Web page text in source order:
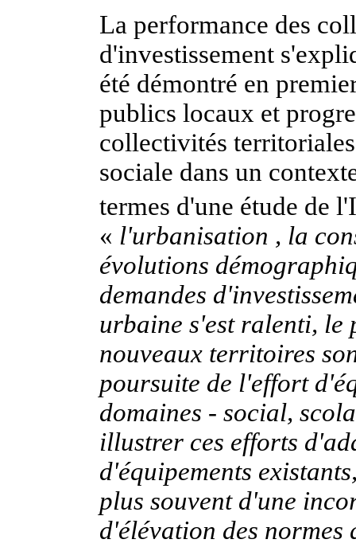
La performance des
d'investissement
été démontré en
publics locaux et
collectivités
sociale dans un
termes d'une étude de
« l'urbanisation , la
évolutions
demandes
urbaine s'est ralenti, le
nouveaux territoires
poursuite de l'effort
domaines - social,
illustrer ces efforts
d'équipements
plus souvent d'une
d'élévation des normes